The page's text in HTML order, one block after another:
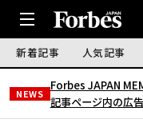
新着記事 人気記事
NEWS
Forbes JAPAN
記事ページ内の広